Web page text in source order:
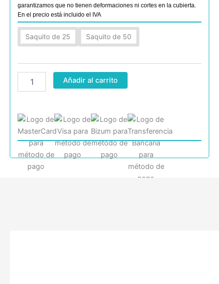
garantizamos que no tienen deformaciones ni cortes en la cubierta.
En el precio está incluido el IVA
Saquito de 25 Saquito de 50
Nike
Capas
Añadir al carrito